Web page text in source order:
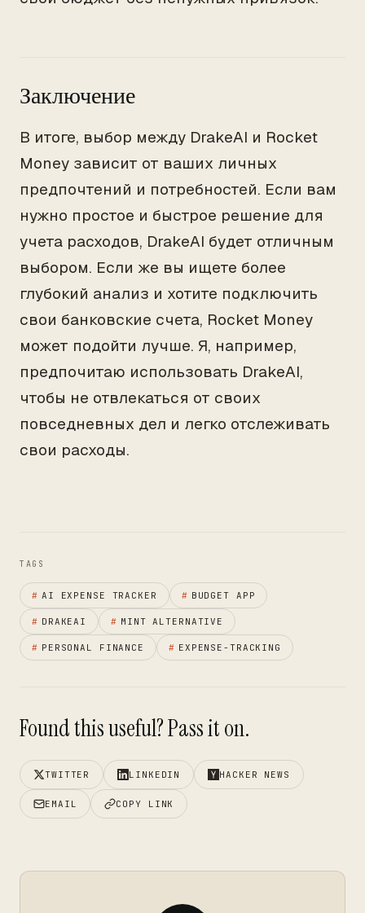
Заключение
В итоге, выбор между DrakeAI и Rocket
Money зависит от ваших личных
предпочтений и потребностей. Если вам
нужно простое и быстрое решение для
учета расходов, DrakeAI будет отличным
выбором. Если же вы ищете более
глубокий анализ и хотите подключить
свои банковские счета, Rocket Money
может подойти лучше. Я, например,
предпочитаю использовать DrakeAI,
чтобы не отвлекаться от своих
повседневных дел и легко отслеживать
свои расходы.
TAGS
# AI EXPENSE TRACKER # BUDGET APP
# DRAKEAI # MINT ALTERNATIVE
# PERSONAL FINANCE # EXPENSE-TRACKING
Found this useful? Pass it on.
TWITTER LINKEDIN HACKER NEWS
EMAIL COPY LINK